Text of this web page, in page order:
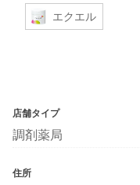
エクエル
店舗タイプ
調剤薬局
住所